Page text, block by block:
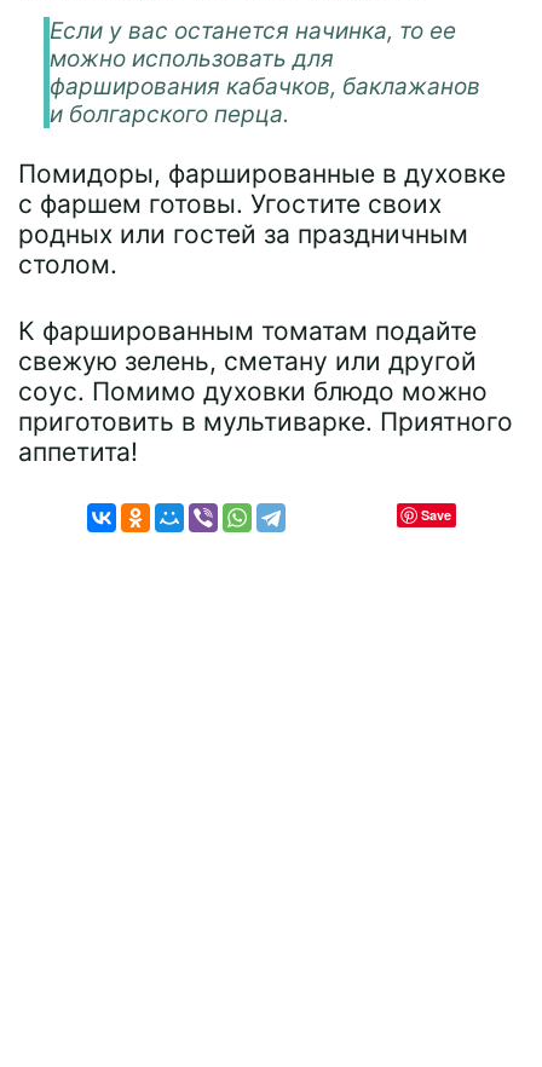
Если у вас останется начинка, то ее
можно использовать для
фарширования кабачков, баклажанов
и болгарского перца.
Помидоры, фаршированные в духовке
с фаршем готовы. Угостите своих
родных или гостей за праздничным
столом.
К фаршированным томатам подайте
свежую зелень, сметану или другой
соус. Помимо духовки блюдо можно
приготовить в мультиварке. Приятного
аппетита!
Save